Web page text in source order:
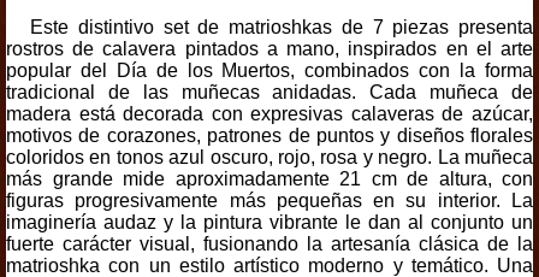
Este distintivo set de matrioshkas de 7 piezas presenta
rostros de calavera pintados a mano, inspirados en el arte
popular del Día de los Muertos, combinados con la forma
tradicional de las muñecas anidadas. Cada muñeca de
madera está decorada con expresivas calaveras de azúcar,
motivos de corazones, patrones de puntos y diseños florales
coloridos en tonos azul oscuro, rojo, rosa y negro. La muñeca
más grande mide aproximadamente 21 cm de altura, con
figuras progresivamente más pequeñas en su interior. La
imaginería audaz y la pintura vibrante le dan al conjunto un
fuerte carácter visual, fusionando la artesanía clásica de la
matrioshka con un estilo artístico moderno y temático. Una